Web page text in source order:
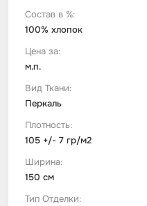
Состав в %:
100% хлопок
Цена за:
м.п.
Вид Ткани:
Перкаль
Плотность:
105 +/- 7 гр/м2
Ширина:
150 см
Тип Отделки:
Шелк Армани
Штапель